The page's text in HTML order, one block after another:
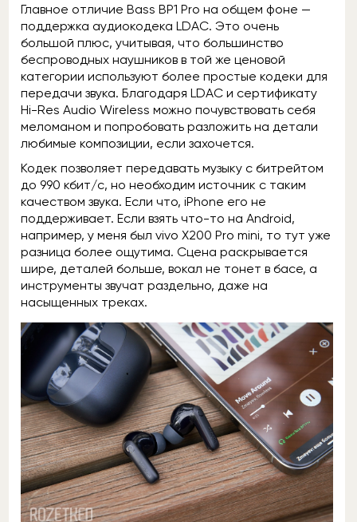
Главное отличие Bass BP1 Pro на общем фоне —
поддержка аудиокодека LDAC. Это очень
большой плюс, учитывая, что большинство
беспроводных наушников в той же ценовой
категории используют более простые кодеки для
передачи звука. Благодаря LDAC и сертификату
Hi-Res Audio Wireless можно почувствовать себя
меломаном и попробовать разложить на детали
любимые композиции, если захочется.
Кодек позволяет передавать музыку с битрейтом
до 990 кбит/с, но необходим источник с таким
качеством звука. Если что, iPhone его не
поддерживает. Если взять что-то на Android,
например, у меня был vivo X200 Pro mini, то тут уже
разница более ощутима. Сцена раскрывается
шире, деталей больше, вокал не тонет в басе, а
инструменты звучат раздельно, даже на
насыщенных треках.